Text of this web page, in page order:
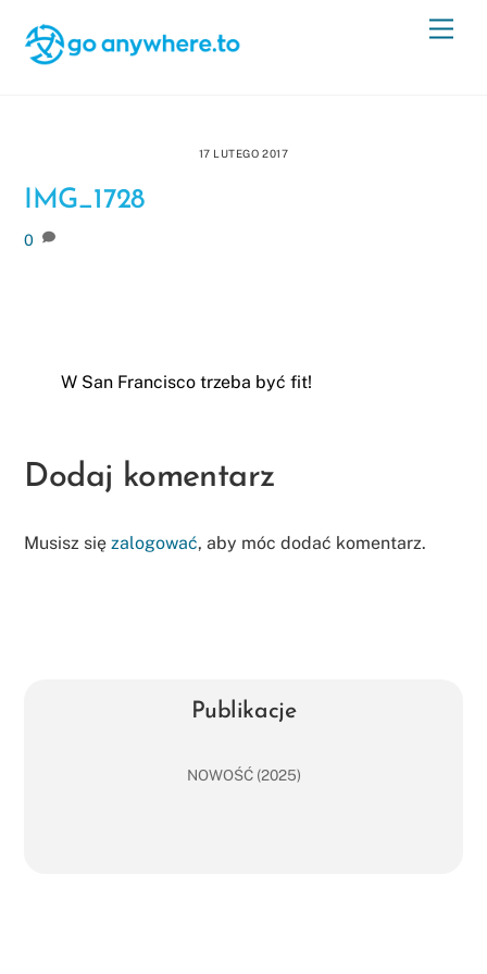
content
17 LUTEGO 2017
IMG_1728
0
W San Francisco trzeba być fit!
Dodaj komentarz
Musisz sięzalogować, aby móc dodać komentarz.
Publikacje
NOWOŚĆ (2025)